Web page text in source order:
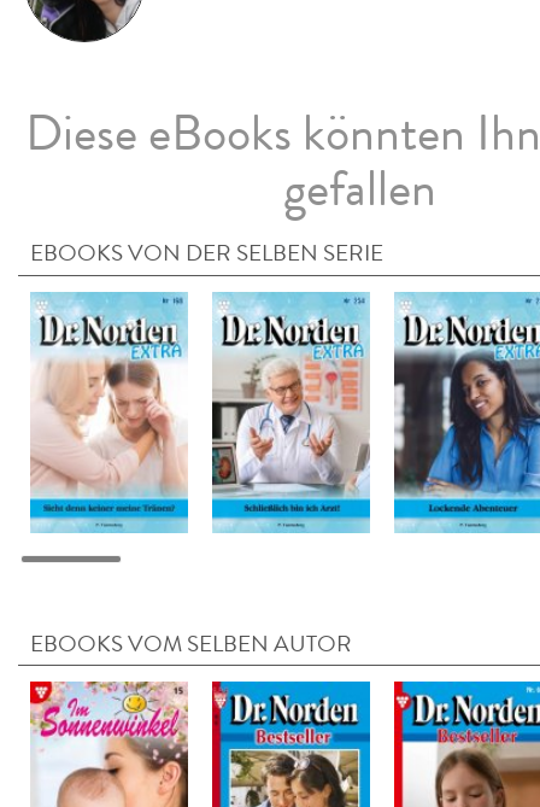
Diese eBooks könnten
gefallen
EBOOKS VON DER SELBEN SERIE
EBOOKS VOM SELBEN AUTOR